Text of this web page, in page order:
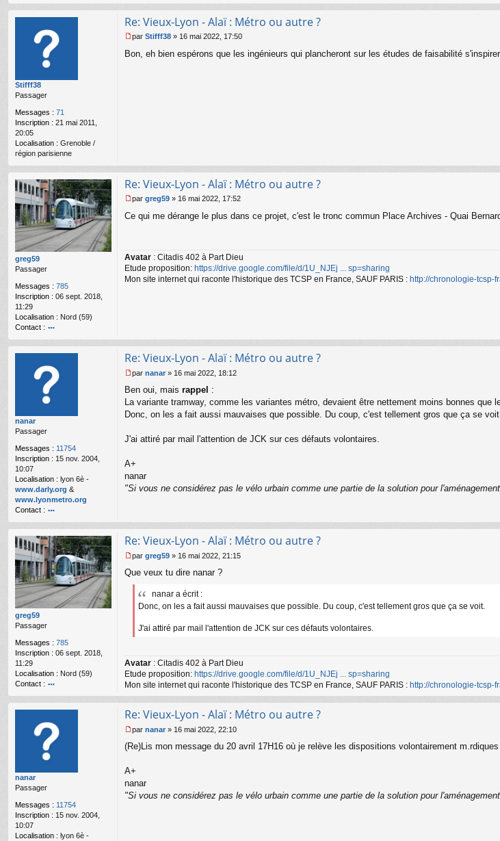
Stifff38
Passager
Messages : 71
Inscription : 21 mai 2011,
20:05
Localisation : Grenoble /
région parisienne
Re: Vieux-Lyon - Alaï : Métro ou autre ?
e
par Stifff38 » 16 mai 2022, 17:50
Bon, eh bien espérons que les ingénieurs qui plancheront sur les études de faisabilité
greg59
Passager
Messages : 785
Inscription : 06 sept. 2018,
11:29
Localisation : Nord (59)
Contact :
o
nt
te
r
gr
e
Re: Vieux-Lyon - Alaï : Métro ou autre ?
e
g
e
n
par greg59 » 16 mai 2022, 17:52
Ce qui me dérange le plus dans ce projet, c'est le tronc commun Place Archives - Quai
Avatar : Citadis 402 à Part Dieu
Etude proposition: https://drive.google.com/file/d/1U_NJEj ... sp=sharing
Mon site internet qui raconte l'historique des TCSP en France, SAUF PARIS : http://chronologie-tcsp-
nanar
Passager
Messages : 11754
Inscription : 15 nov. 2004,
10:07
Localisation : lyon 6è -
www.darly.org &
www.lyonmetro.org
Contact :
o
nt
ac
te
r
n
a
n
ar
Re: Vieux-Lyon - Alaï : Métro ou autre ?
e
s
s
e
o
n
l
u
par nanar » 16 mai 2022, 18:12
Ben oui, mais rappel :
La variante tramway, comme les variantes métro, devaient être nettement moins bonnes que
Donc, on les a fait aussi mauvaises que possible. Du coup, c'est tellement gros que ça se voit.
J'ai attiré par mail l'attention de JCK sur ces défauts volontaires.
A+
nanar
"Si vous ne considérez pas le vélo urbain comme une partie de la solution pour
greg59
Passager
Messages : 785
Inscription : 06 sept. 2018,
11:29
Localisation : Nord (59)
Contact :
o
te
r
gr
e
Re: Vieux-Lyon - Alaï : Métro ou autre ?
e
s
l
u
par greg59 » 16 mai 2022, 21:15
Que veux tu dire nanar ?
nanar a écrit :
Donc, on les a fait aussi mauvaises que possible. Du coup, c'est tellement gros que ça se voit.
J'ai attiré par mail l'attention de JCK sur ces défauts volontaires.
Avatar : Citadis 402 à Part Dieu
Etude proposition: https://drive.google.com/file/d/1U_NJEj ... sp=sharing
Mon site internet qui raconte l'historique des TCSP en France, SAUF PARIS : http://chronologie-tcsp-
nanar
Passager
Messages : 11754
Inscription : 15 nov. 2004,
10:07
Localisation : lyon 6è -
Re: Vieux-Lyon - Alaï : Métro ou autre ?
e
s
g
e
par nanar » 16 mai 2022, 22:10
(Re)Lis mon message du 20 avril 17H16 où je relève les dispositions volontairement
A+
nanar
"Si vous ne considérez pas le vélo urbain comme une partie de la solution pour